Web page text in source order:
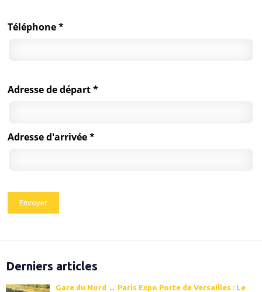
Téléphone *
Adresse de départ *
Adresse d'arrivée *
Derniers articles
Gare du Nord → Paris Expo Porte de Versailles : Le